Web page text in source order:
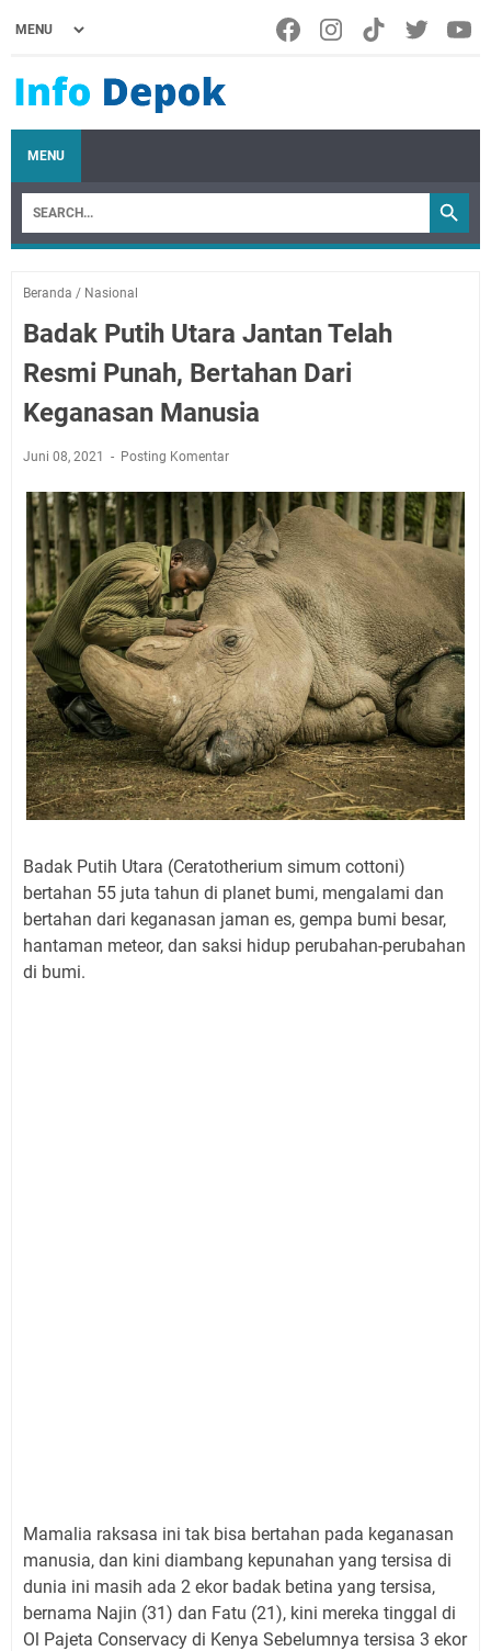
MENU
Beranda / Nasional
Badak Putih Utara Jantan Telah
Resmi Punah, Bertahan Dari
Keganasan Manusia
Juni 08, 2021 Posting Komentar
Badak Putih Utara (Ceratotherium simum cottoni)
bertahan 55 juta tahun di planet bumi, mengalami dan
bertahan dari keganasan jaman es, gempa bumi besar,
hantaman meteor, dan saksi hidup perubahan-perubahan
di bumi.
Mamalia raksasa ini tak bisa bertahan pada keganasan
manusia, dan kini diambang kepunahan yang tersisa di
dunia ini masih ada 2 ekor badak betina yang tersisa,
bernama Najin (31) dan Fatu (21), kini mereka tinggal di
Ol Pajeta Conservacy di Kenya Sebelumnya tersisa 3 ekor